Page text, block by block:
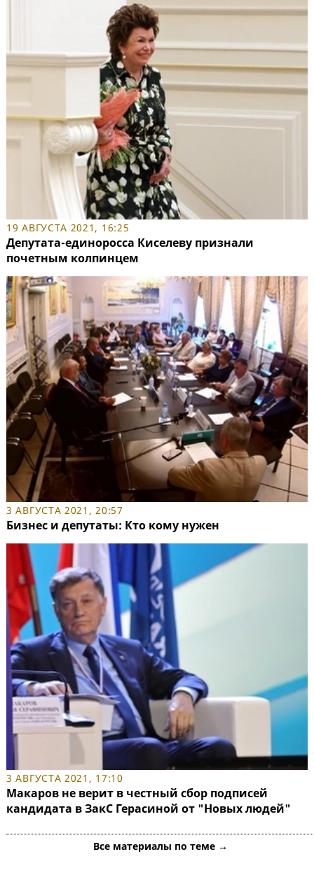
19 АВГУСТА 2021, 16:25
Депутата-единоросса Киселеву признали
почетным колпинцем
3 АВГУСТА 2021, 20:57
Бизнес и депутаты: Кто кому нужен
3 АВГУСТА 2021, 17:10
Макаров не верит в честный сбор подписей
кандидата в ЗакС Герасиной от "Новых людей"
Все материалы по теме →